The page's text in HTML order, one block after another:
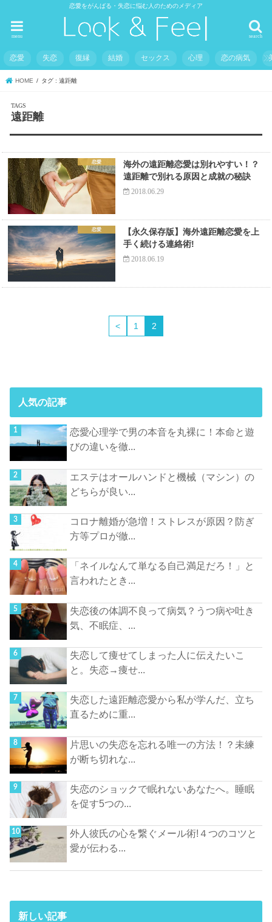
恋愛をがんばる・失恋に悩む人のためのメディア
search
menu
恋愛 失恋 復縁 結婚 セックス 心理 恋の病気
HOME タグ : 遠距離
遠距離
恋愛
海外の遠距離恋愛は別れやすい！？
遠距離で別れる原因と成就の秘訣
2018.06.29
恋愛
【永久保存版】海外遠距離恋愛を上
手く続ける連絡術!
2018.06.19
< 1 2
人気の記事
恋愛心理学で男の本音を丸裸に！本命と遊
びの違いを徹...
エステはオールハンドと機械（マシン）の
どちらが良い...
コロナ離婚が急増！ストレスが原因？防ぎ
方等プロが徹...
「ネイルなんて単なる自己満足だろ！」と
言われたとき...
失恋後の体調不良って病気？うつ病や吐き
気、不眠症、...
失恋して痩せてしまった人に伝えたいこ
と。失恋→痩せ...
失恋した遠距離恋愛から私が学んだ、立ち
直るために重...
片思いの失恋を忘れる唯一の方法！？未練
が断ち切れな...
失恋のショックで眠れないあなたへ。睡眠
を促す5つの...
外人彼氏の心を繋ぐメール術!４つのコツと
愛が伝わる...
新しい記事